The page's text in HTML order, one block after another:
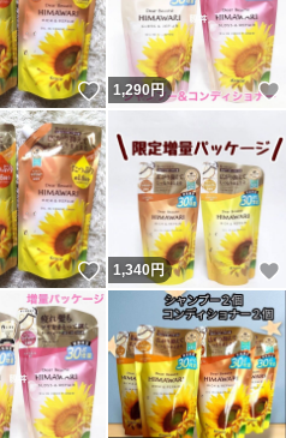
いいね！
1,290円
いいね！
1,340円